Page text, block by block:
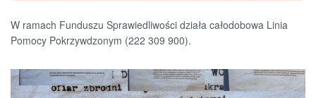
W ramach Funduszu Sprawiedliwości działa całodobowa Linia
Pomocy Pokrzywdzonym (222 309 900).